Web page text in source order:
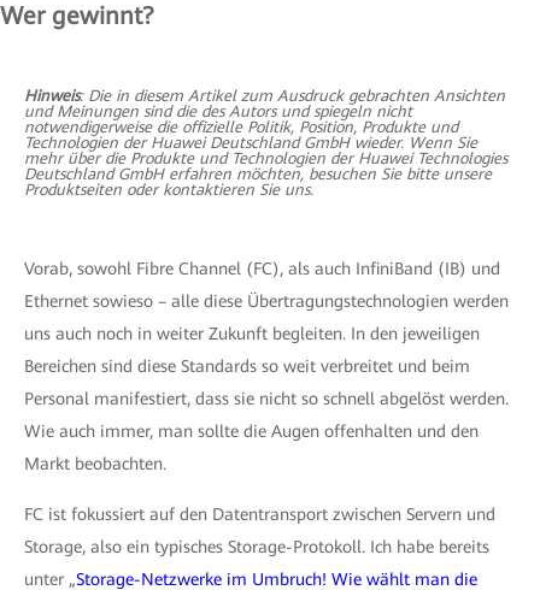
Wer gewinnt?
Hinweis: Die in diesem Artikel zum Ausdruck gebrachten Ansichten
und Meinungen sind die des Autors und spiegeln nicht
notwendigerweise die offizielle Politik, Position, Produkte und
Technologien der Huawei Deutschland GmbH wieder. Wenn Sie
mehr über die Produkte und Technologien der Huawei Technologies
Deutschland GmbH erfahren möchten, besuchen Sie bitte unsere
Produktseiten oder kontaktieren Sie uns.
Vorab, sowohl Fibre Channel (FC), als auch InfiniBand (IB) und
Ethernet sowieso – alle diese Übertragungs­technologien werden
uns auch noch in weiter Zukunft begleiten. In den jeweiligen
Bereichen sind diese Standards so weit verbreitet und beim
Personal manifestiert, dass sie nicht so schnell abgelöst werden.
Wie auch immer, man sollte die Augen offenhalten und den
Markt beobachten.
FC ist fokussiert auf den Datentransport zwischen Servern und
Storage, also ein typisches Storage-Protokoll. Ich habe bereits
unter „Storage-Netzwerke im Umbruch! Wie wählt man die